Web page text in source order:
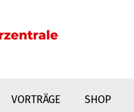
VORTRÄGE SHOP